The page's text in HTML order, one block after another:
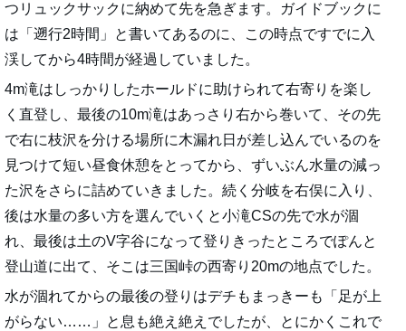
つリュックサックに納めて先を急ぎます。ガイドブックに
は「遡行2時間」と書いてあるのに、この時点ですでに入
渓してから4時間が経過していました。
4m滝はしっかりしたホールドに助けられて右寄りを楽し
く直登し、最後の10m滝はあっさり右から巻いて、その先
で右に枝沢を分ける場所に木漏れ日が差し込んでいるのを
見つけて短い昼食休憩をとってから、ずいぶん水量の減っ
た沢をさらに詰めていきました。続く分岐を右俣に入り、
後は水量の多い方を選んでいくと小滝CSの先で水が涸
れ、最後は土のV字谷になって登りきったところでぽんと
登山道に出て、そこは三国峠の西寄り20mの地点でした。
水が涸れてからの最後の登りはデチもまっきーも「足が上
がらない……」と息も絶え絶えでしたが、とにかくこれで